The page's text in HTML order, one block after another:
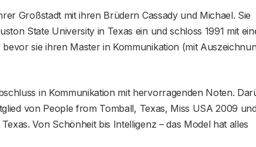
Großstadt mit ihren Brüdern Cassady und Michael. Sie
State University in Texas ein und schloss 1991 mit
sie ihren Master in Kommunikation (mit
in Kommunikation mit hervorragenden Noten.
von People from Tomball, Texas, Miss USA 2009 und
Von Schönheit bis Intelligenz – das Model hat alles